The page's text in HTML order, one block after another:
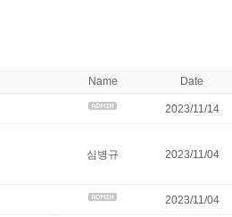
Name Date
2023/11/14
심병규 2023/11/04
2023/11/04